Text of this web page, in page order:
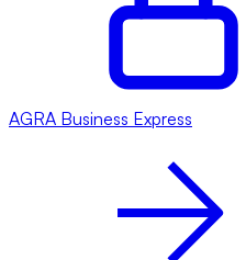
AGRA Business Express